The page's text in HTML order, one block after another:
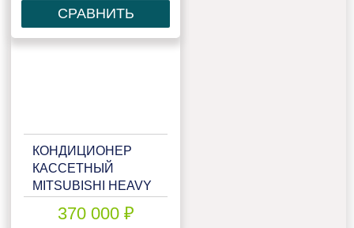
СРАВНИТЬ
КОНДИЦИОНЕР
КАССЕТНЫЙ
MITSUBISHI HEAVY
370 000 ₽